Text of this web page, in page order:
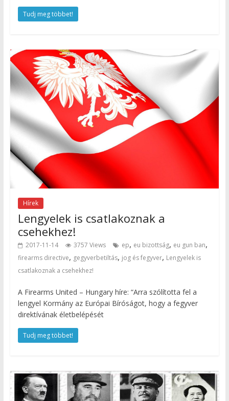
Tudj meg többet!
Hírek
Lengyelek is csatlakoznak a
csehekhez!
2017-11-14 3757 Views ep, eu bizottság, eu gun ban,
firearms directive, gegyverbetiltás, jog és fegyver, Lengyelek is
csatlakoznak a csehekhez!
A Firearms United – Hungary híre: “Arra szólította fel a
lengyel Kormány az Európai Bíróságot, hogy a fegyver
direktívának életbelépését
Tudj meg többet!